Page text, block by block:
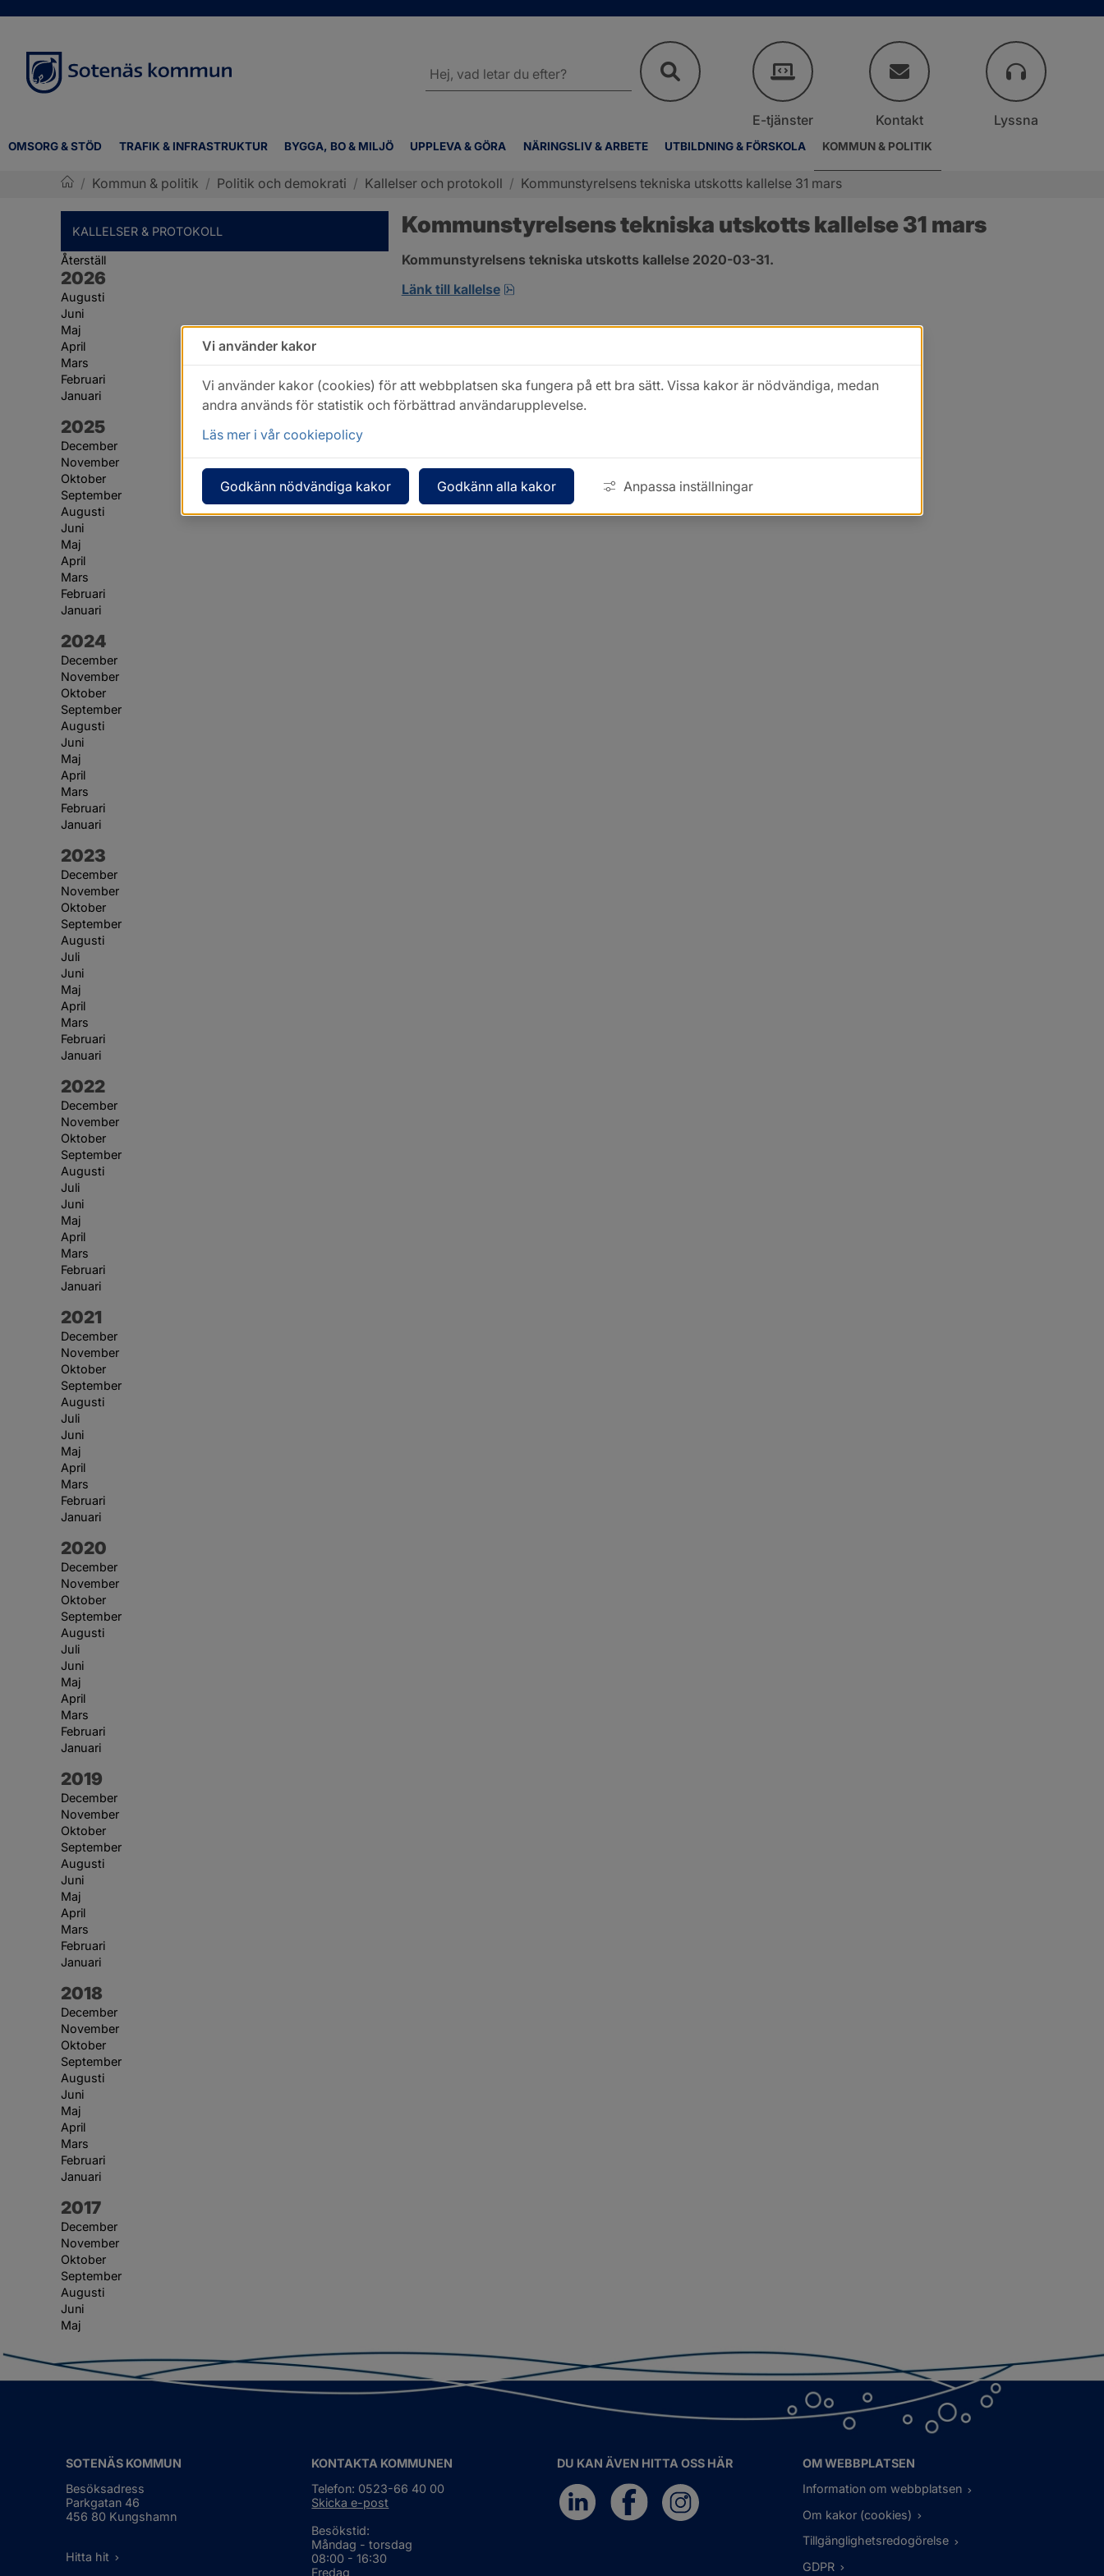
OMSORG & STÖD TRAFIK & INFRASTRUKTUR BYGGA, BO & MILJÖ UPPLEVA & GÖRA NÄRINGSLIV & ARBETE UTBILDNING & FÖRSKOLA KOMMUN & POLITIK
webbplatsen
E-tjänster Kontakt Lyssna
/ Kommun & politik / Politik och demokrati / Kallelser och protokoll / Kommunstyrelsens tekniska utskotts kallelse 31 mars
KALLELSER & PROTOKOLL
Återställ
År:
2026
Augusti
Juni
Maj
April
Mars
Februari
Januari
År:
2025
December
November
Oktober
September
Augusti
Juni
Maj
April
Mars
Februari
Januari
År:
2024
December
November
Oktober
September
Augusti
Juni
Maj
April
Mars
Februari
Januari
År:
2023
December
November
Oktober
September
Augusti
Juli
Juni
Maj
April
Mars
Februari
Januari
År:
2022
December
November
Oktober
September
Augusti
Juli
Juni
Maj
April
Mars
Februari
Januari
År:
2021
December
November
Oktober
September
Augusti
Juli
Juni
Maj
April
Mars
Februari
Januari
År:
2020
December
November
Oktober
September
Augusti
Juli
Juni
Maj
April
Mars
Februari
Januari
År:
2019
December
November
Oktober
September
Augusti
Juni
Maj
April
Mars
Februari
Januari
År:
2018
December
November
Oktober
September
Augusti
Juni
Maj
April
Mars
Februari
Januari
År:
2017
December
November
Oktober
September
Augusti
Juni
Maj
Kommunstyrelsens tekniska utskotts kallelse 31 mars
Kommunstyrelsens tekniska utskotts kallelse 2020-03-31.
Länk till kallelse
pdf, öppnas i nytt fönster.
SOTENÄS KOMMUN
Besöksadress
Parkgatan 46
456 80 Kungshamn
Hitta hit
KONTAKTA KOMMUNEN
Telefon: 0523-66 40 00
Skicka e-post
Besökstid:
Måndag - torsdag
08:00 - 16:30
Fredag
DU KAN ÄVEN HITTA OSS HÄR
OM WEBBPLATSEN
Information om webbplatsen
Om kakor (cookies)
Tillgänglighetsredogörelse
GDPR
Vi använder kakor
Vi använder kakor (cookies) för att webbplatsen ska fungera på ett bra sätt. Vissa kakor är nödvändiga, medan
andra används för statistik och förbättrad användarupplevelse.
Läs mer i vår cookiepolicy
Godkänn nödvändiga kakor Godkänn alla kakor Anpassa inställningar